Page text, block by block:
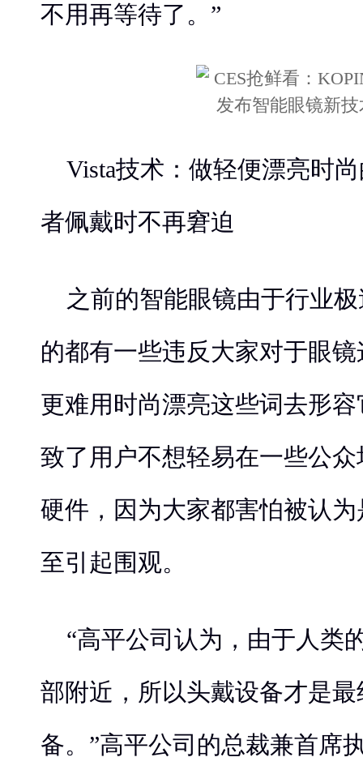
不用再等待了。”
Vista技术：做轻便漂亮时
者佩戴时不再窘迫
之前的智能眼镜由于行业
的都有一些违反大家对于眼
更难用时尚漂亮这些词去形
致了用户不想轻易在一些公
硬件，因为大家都害怕被认为
至引起围观。
“高平公司认为，由于人类
部附近，所以头戴设备才是
备。”高平公司的总裁兼首席